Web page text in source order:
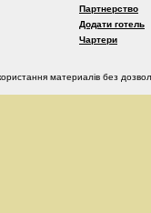
Партнерство
Додати готель
Чартери
материалів без